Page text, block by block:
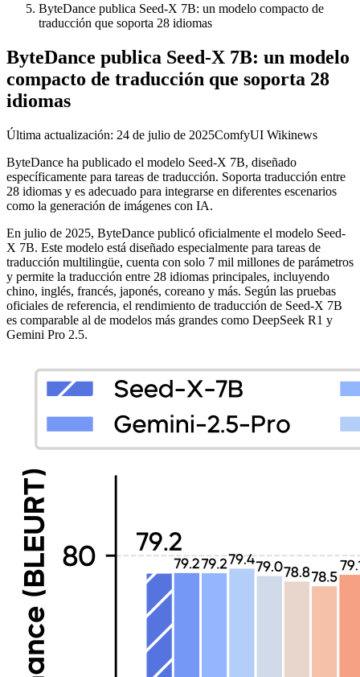
ByteDance publica Seed-X 7B: un modelo compacto de
traducción que soporta 28 idiomas
ByteDance publica Seed-X 7B: un modelo
compacto de traducción que soporta 28
idiomas
Última actualización: 24 de julio de 2025ComfyUI Wikinews
ByteDance ha publicado el modelo Seed-X 7B, diseñado
específicamente para tareas de traducción. Soporta traducción entre
28 idiomas y es adecuado para integrarse en diferentes escenarios
como la generación de imágenes con IA.
En julio de 2025, ByteDance publicó oficialmente el modelo Seed-
X 7B. Este modelo está diseñado especialmente para tareas de
traducción multilingüe, cuenta con solo 7 mil millones de parámetros
y permite la traducción entre 28 idiomas principales, incluyendo
chino, inglés, francés, japonés, coreano y más. Según las pruebas
oficiales de referencia, el rendimiento de traducción de Seed-X 7B
es comparable al de modelos más grandes como DeepSeek R1 y
Gemini Pro 2.5.